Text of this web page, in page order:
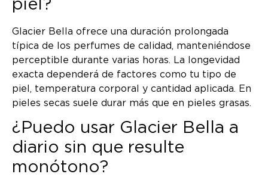
piel?
Glacier Bella ofrece una duración prolongada
típica de los perfumes de calidad, manteniéndose
perceptible durante varias horas. La longevidad
exacta dependerá de factores como tu tipo de
piel, temperatura corporal y cantidad aplicada. En
pieles secas suele durar más que en pieles grasas.
¿Puedo usar Glacier Bella a
diario sin que resulte
monótono?